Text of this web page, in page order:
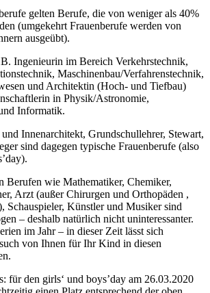
gelten Berufe, die von weniger als 40%
(umgekehrt Frauenberufe werden von
ausgeübt).
Ingenieurin im Bereich Verkehrstechnik,
Maschinenbau/Verfahrenstechnik,
und Architektin (Hoch- und Tiefbau)
in Physik/Astronomie,
Informatik.
Innenarchitekt, Grundschullehrer, Stewart,
sind dagegen typische Frauenberufe (also
Berufen wie Mathematiker, Chemiker,
Arzt (außer Chirurgen und Orthopäden ,
Schauspieler, Künstler und Musiker sind
– deshalb natürlich nicht uninteressanter.
im Jahr – in dieser Zeit lässt sich
von Ihnen für Ihr Kind in diesen
für den girls‘ und boys’day am 26.03.2020